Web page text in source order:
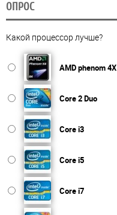
ОПРОС
Какой процессор лучше?
AMD phenom 4X
Core 2 Duo
Core i3
Core i5
Core i7